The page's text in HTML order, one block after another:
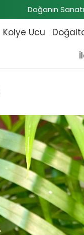
Doğanın
Kolye Ucu